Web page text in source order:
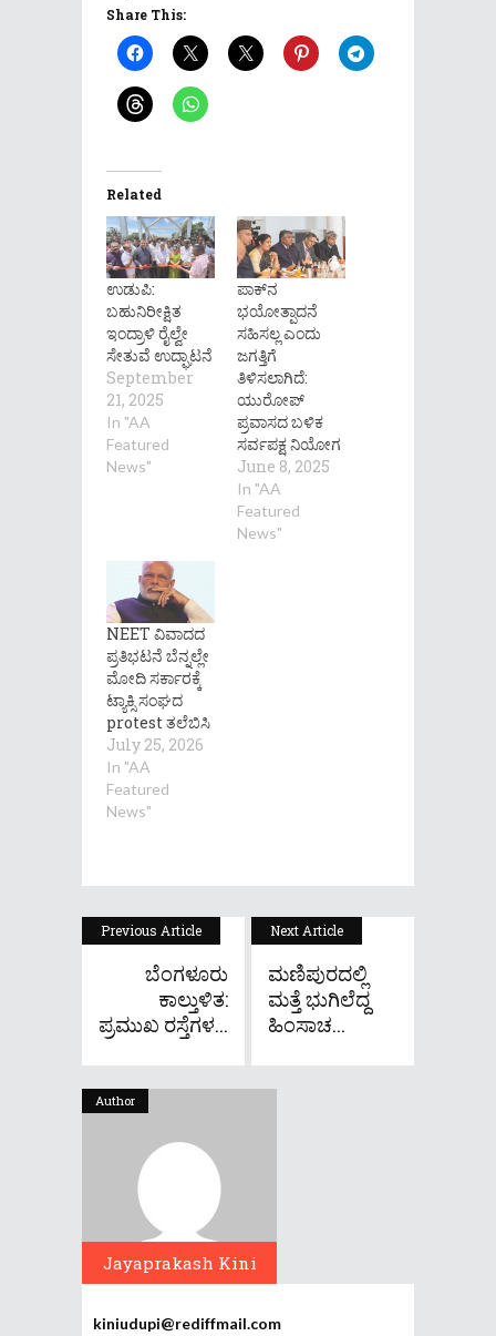
Share This:
Related
ಉಡುಪಿ:
ಬಹುನಿರೀಕ್ಷಿತ
ಇಂದ್ರಾಳಿ ರೈಲ್ವೇ
ಸೇತುವೆ ಉದ್ಘಾಟನೆ
September
21, 2025
In "AA
Featured
News"
ಪಾಕ್‌ನ
ಭಯೋತ್ಪಾದನೆ
ಸಹಿಸಲ್ಲ ಎಂದು
ಜಗತ್ತಿಗೆ
ತಿಳಿಸಲಾಗಿದೆ:
ಯುರೋಪ್
ಪ್ರವಾಸದ ಬಳಿಕ
ಸರ್ವಪಕ್ಷ ನಿಯೋಗ
June 8, 2025
In "AA
Featured
News"
NEET ವಿವಾದದ
ಪ್ರತಿಭಟನೆ ಬೆನ್ನಲ್ಲೇ
ಮೋದಿ ಸರ್ಕಾರಕ್ಕೆ
ಟ್ಯಾಕ್ಸಿ ಸಂಘದ
protest ತಲೆಬಿಸಿ
July 25, 2026
In "AA
Featured
News"
Previous Article
ಬೆಂಗಳೂರು
ಕಾಲ್ತುಳಿತ:
ಪ್ರಮುಖ ರಸ್ತೆಗಳ...
Next Article
ಮಣಿಪುರದಲ್ಲಿ
ಮತ್ತೆ ಭುಗಿಲೆದ್ದ
ಹಿಂಸಾಚ...
Author
Jayaprakash Kini
kiniudupi@rediffmail.com